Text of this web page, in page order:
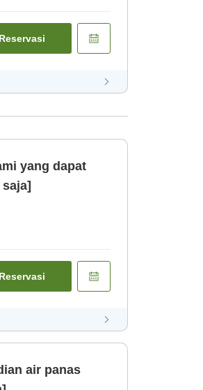
Reservasi
yang dapat
Reservasi
air panas